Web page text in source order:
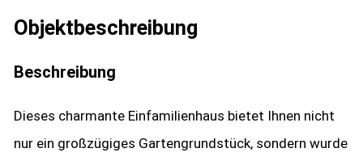
Objekt­beschreibung
Beschreibung
Dieses charmante Einfamilienhaus bietet Ihnen nicht
nur ein großzügiges Gartengrundstück, sondern wurde